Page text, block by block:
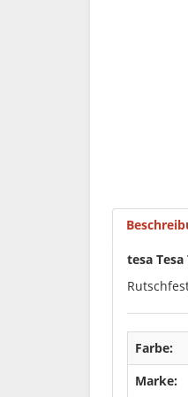
tesa
Farbe:
Marke: